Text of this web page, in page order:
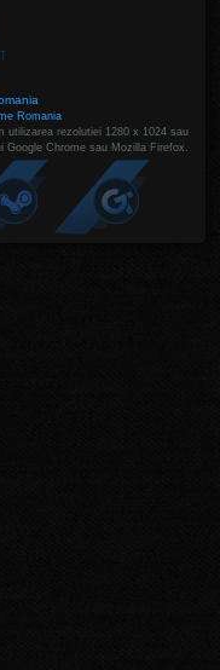
Romania
utilizarea rezolutiei 1280 x 1024 sau
Chrome sau Mozilla Firefox.